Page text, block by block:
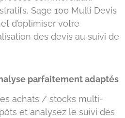
Sage 100 Multi Devis
d’optimiser votre
des devis au suivi de
parfaitement adaptés
achats / stocks multi-
et analysez le suivi des